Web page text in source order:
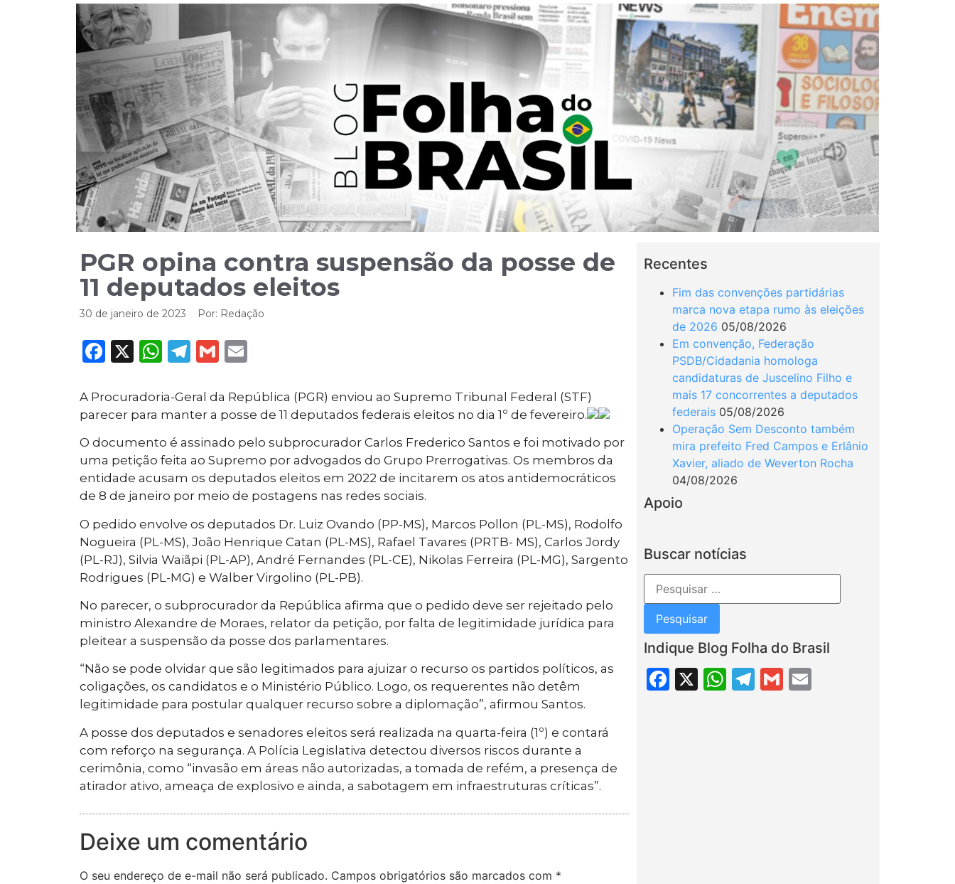
PGR opina contra suspensão da posse de
11 deputados eleitos
30 de janeiro de 2023 Por: Redação
Facebook
X WhatsApp
Telegram
Gmail
A Procuradoria-Geral da República (PGR) enviou ao Supremo Tribunal Federal (STF)
parecer para manter a posse de 11 deputados federais eleitos no dia 1º de fevereiro.
O documento é assinado pelo subprocurador Carlos Frederico Santos e foi motivado por
uma petição feita ao Supremo por advogados do Grupo Prerrogativas. Os membros da
entidade acusam os deputados eleitos em 2022 de incitarem os atos antidemocráticos
de 8 de janeiro por meio de postagens nas redes sociais.
O pedido envolve os deputados Dr. Luiz Ovando (PP-MS), Marcos Pollon (PL-MS), Rodolfo
Nogueira (PL-MS), João Henrique Catan (PL-MS), Rafael Tavares (PRTB- MS), Carlos Jordy
(PL-RJ), Silvia Waiãpi (PL-AP), André Fernandes (PL-CE), Nikolas Ferreira (PL-MG), Sargento
Rodrigues (PL-MG) e Walber Virgolino (PL-PB).
No parecer, o subprocurador da República afirma que o pedido deve ser rejeitado pelo
ministro Alexandre de Moraes, relator da petição, por falta de legitimidade jurídica para
pleitear a suspensão da posse dos parlamentares.
“Não se pode olvidar que são legitimados para ajuizar o recurso os partidos políticos, as
coligações, os candidatos e o Ministério Público. Logo, os requerentes não detêm
legitimidade para postular qualquer recurso sobre a diplomação”, afirmou Santos.
A posse dos deputados e senadores eleitos será realizada na quarta-feira (1º) e contará
com reforço na segurança. A Polícia Legislativa detectou diversos riscos durante a
cerimônia, como “invasão em áreas não autorizadas, a tomada de refém, a presença de
atirador ativo, ameaça de explosivo e ainda, a sabotagem em infraestruturas críticas”.
Deixe um comentário
O seu endereço de e-mail não será publicado. Campos obrigatórios são marcados com *
Recentes
Fim das convenções partidárias
marca nova etapa rumo às eleições
de 2026 05/08/2026
Em convenção, Federação
PSDB/Cidadania homologa
candidaturas de Juscelino Filho e
mais 17 concorrentes a deputados
federais 05/08/2026
Operação Sem Desconto também
mira prefeito Fred Campos e Erlânio
Xavier, aliado de Weverton Rocha
04/08/2026
Apoio
Buscar notícias
Indique Blog Folha do Brasil
Facebook
X WhatsApp
Telegram
Gmail